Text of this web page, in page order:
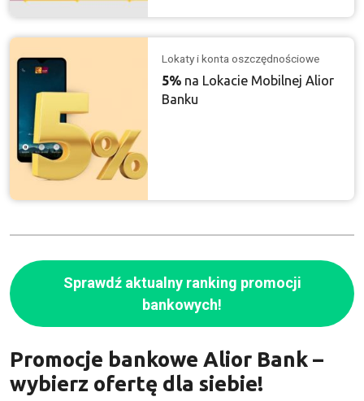
Lokaty i konta oszczędnościowe
5% na Lokacie Mobilnej Alior
Banku
Sprawdź aktualny ranking promocji
bankowych!
Promocje bankowe Alior Bank –
wybierz ofertę dla siebie!